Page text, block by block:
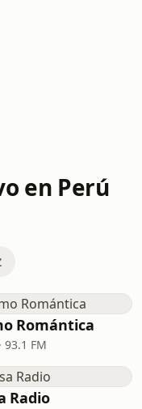
en Perú
Romántica
93.1 FM
Radio